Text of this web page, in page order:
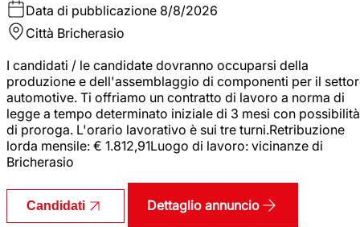
Data di pubblicazione 8/8/2026
Città Bricherasio
I candidati / le candidate dovranno occuparsi della
produzione e dell'assemblaggio di componenti per il
automotive. Ti offriamo un contratto di lavoro a norma di
legge a tempo determinato iniziale di 3 mesi con possibilità
di proroga. L'orario lavorativo è sui tre turni.Retribuzione
lorda mensile: € 1.812,91Luogo di lavoro: vicinanze di
Bricherasio
Candidati Dettaglio annuncio